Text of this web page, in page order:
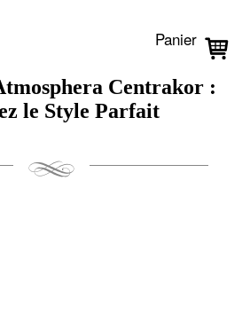
Panier
Centrakor :
le Style Parfait